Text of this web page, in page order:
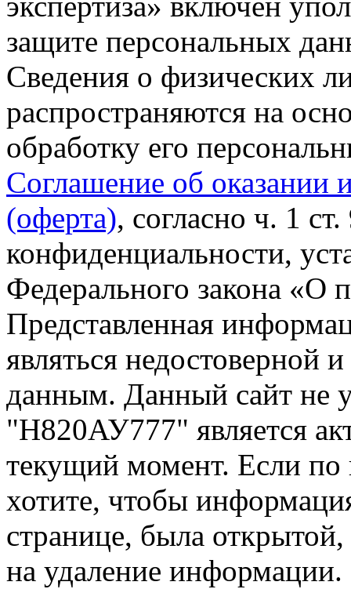
защите персональных
Сведения о физических
распространяются на
обработку его
Соглашение об оказании
(оферта), согласно ч. 1
конфиденциальности,
Федерального закона «О
Представленная
являться недостоверной
данным. Данный сайт не
"Н820АУ777" является
текущий момент. Если
хотите, чтобы
странице, была открытой,
на удаление информации.